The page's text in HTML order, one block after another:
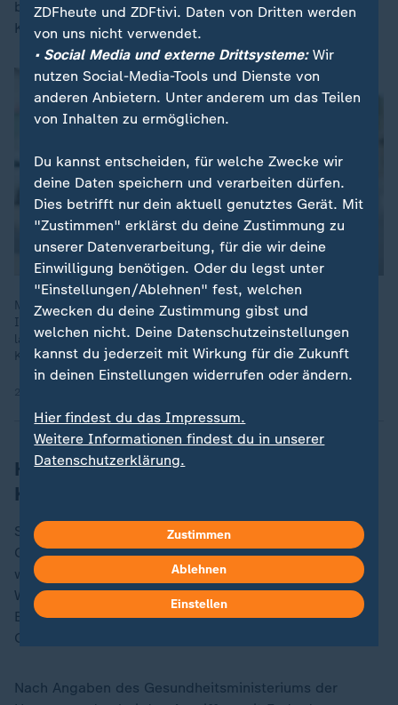
beginnen. Die Eckpunkte dazu haben beide
Konfliktparteien aber bislang nicht ausgehandelt.
Mit einer erneuten Bodenoffensive im Gazastreifen erhöht
Israel den Druck auf die islamistische Hamas. „Eine
langfristige Strategie ist nicht erkennbar“, so ZDF-
Korrespondent Thomas Reichart.
Hunderte Tote seit Aufflammen der
Kämpfe
Seit der Nacht zum Dienstag geht Israels Armee im
Gazastreifen wieder massiv gegen die Hamas vor,
womit de facto die seit dem 19. Januar geltende
Waffenruhe endete. Dabei operierten israelische
Bodentruppen in verschiedenen Teilen des
Gazastreifens.
Nach Angaben des Gesundheitsministeriums der
ZDFheute und ZDFtivi. Daten von Dritten werden
von uns nicht verwendet.
• Social Media und externe Drittsysteme:Wir
nutzen Social-Media-Tools und Dienste von
anderen Anbietern. Unter anderem um das Teilen
von Inhalten zu ermöglichen.
Du kannst entscheiden, für welche Zwecke wir
deine Daten speichern und verarbeiten dürfen.
Dies betrifft nur dein aktuell genutztes Gerät. Mit
"Zustimmen" erklärst du deine Zustimmung zu
unserer Datenverarbeitung, für die wir deine
Einwilligung benötigen. Oder du legst unter
"Einstellungen/Ablehnen" fest, welchen
Zwecken du deine Zustimmung gibst und
welchen nicht. Deine Datenschutzeinstellungen
kannst du jederzeit mit Wirkung für die Zukunft
in deinen Einstellungen widerrufen oder ändern.
Hier findest du das Impressum.
Weitere Informationen findest du in unserer
Datenschutzerklärung.
Zustimmen
Ablehnen
Einstellen